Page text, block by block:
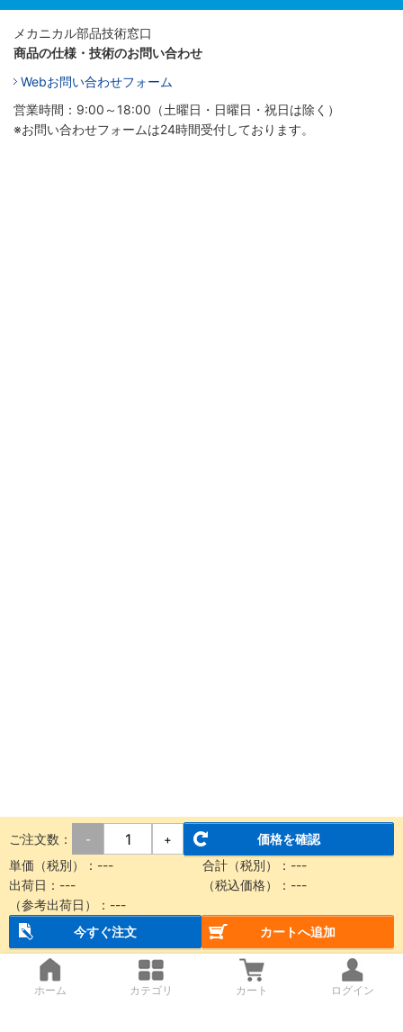
メカニカル部品技術窓口
商品の仕様・技術のお問い合わせ
Webお問い合わせフォーム
営業時間：9:00～18:00（土曜日・日曜日・祝日は除く）
※お問い合わせフォームは24時間受付しております。
ご注文数： - +
価格を確認
単価（税別）： --- 合計（税別）： ---
出荷日： --- （税込価格）： ---
（参考出荷日）： ---
今すぐ注文
カートへ追加
ホーム カテゴリ カート ログイン